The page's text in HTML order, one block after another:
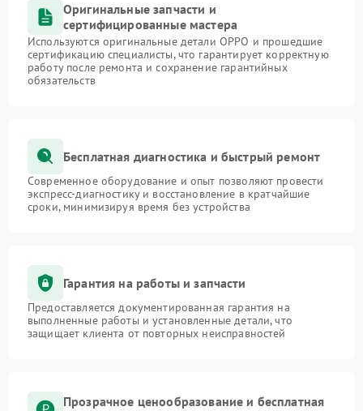
Оригинальные запчасти и
сертифицированные мастера
Используются оригинальные детали OPPO и прошедшие
сертификацию специалисты, что гарантирует корректную
работу после ремонта и сохранение гарантийных
обязательств
Бесплатная диагностика и быстрый ремонт
Современное оборудование и опыт позволяют провести
экспресс-диагностику и восстановление в кратчайшие
сроки, минимизируя время без устройства
Гарантия на работы и запчасти
Предоставляется документированная гарантия на
выполненные работы и установленные детали, что
защищает клиента от повторных неисправностей
Прозрачное ценообразование и бесплатная